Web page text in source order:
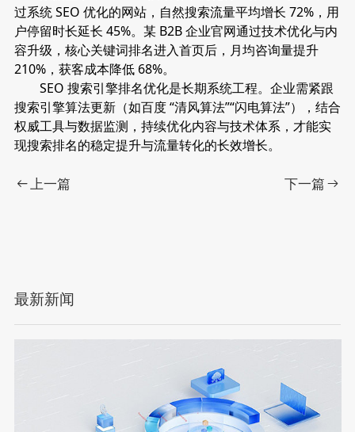
过系统 SEO 优化的网站，自然搜索流量平均增长 72%，用
户停留时长延长 45%。某 B2B 企业官网通过技术优化与内
容升级，核心关键词排名进入首页后，月均咨询量提升
210%，获客成本降低 68%。
SEO 搜索引擎排名优化是长期系统工程。企业需紧跟
搜索引擎算法更新（如百度 “清风算法”“闪电算法”），结合
权威工具与数据监测，持续优化内容与技术体系，才能实
现搜索排名的稳定提升与流量转化的长效增长。
上一篇 下一篇
最新新闻